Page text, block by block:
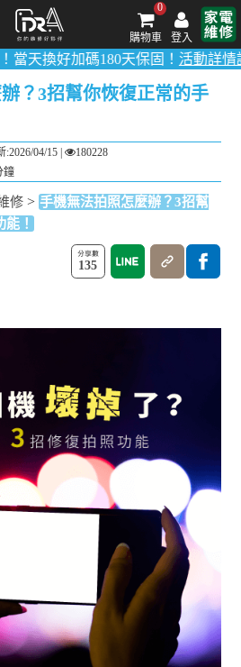
登入
0
購物車
Android手機維修/價格 MacBook維修/價
碼180天保固！活動詳情請點我！多
？3招幫你恢復正常的手
:2026/04/15 |
180228
鐘
修 > 手機無法拍照怎麼辦？3招幫
！
135